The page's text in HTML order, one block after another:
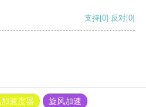
支持[0] 反对[0]
速度器
旋风加速